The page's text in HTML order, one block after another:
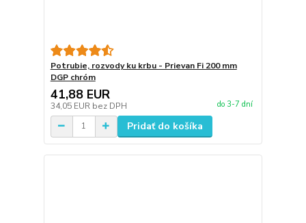
Potrubie, rozvody ku krbu - Prievan Fi 200 mm
DGP chróm
41,88 EUR
34,05 EUR bez DPH do 3-7 dní
Pridať do košíka